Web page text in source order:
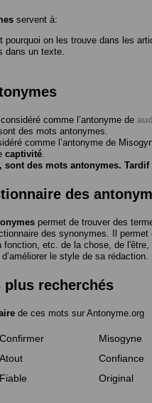
servent à:
pourquoi on les trouve dans les
dans un texte.
comme l’antonyme de
sont des mots antonymes.
comme l’antonyme de
captivité
, sont des mots antonymes. Tardif
des
permet de trouver des
des synonymes. Il
fonction, etc. de la chose, de
le style de sa rédaction.
plus recherchés
de ces mots sur Antonyme.org
Confirmer Misogyne
Atout Confiance
Fiable Original